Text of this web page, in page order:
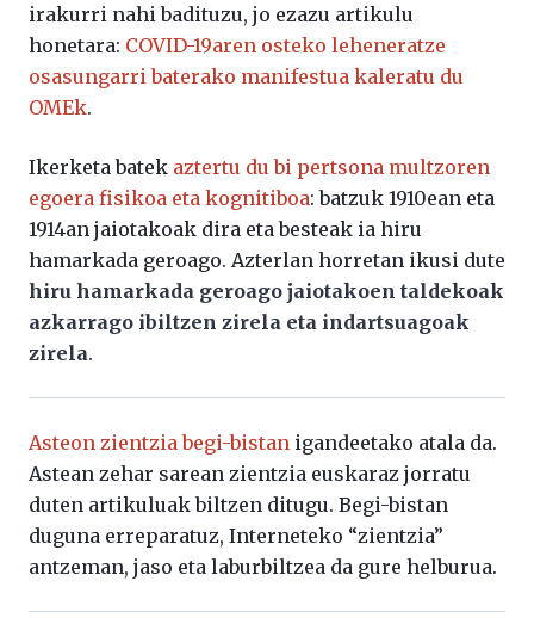
irakurri nahi badituzu, jo ezazu artikulu
honetara: COVID-19aren osteko leheneratze
osasungarri baterako manifestua kaleratu du
OMEk.
Ikerketa batek aztertu du bi pertsona multzoren
egoera fisikoa eta kognitiboa: batzuk 1910ean eta
1914an jaiotakoak dira eta besteak ia hiru
hamarkada geroago. Azterlan horretan ikusi dute
hiru hamarkada geroago jaiotakoen taldekoak
azkarrago ibiltzen zirela eta indartsuagoak
zirela.
Asteon zientzia begi-bistan igandeetako atala da.
Astean zehar sarean zientzia euskaraz jorratu
duten artikuluak biltzen ditugu. Begi-bistan
duguna erreparatuz, Interneteko “zientzia”
antzeman, jaso eta laburbiltzea da gure helburua.